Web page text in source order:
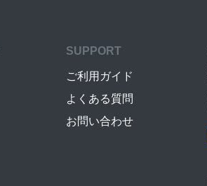
SUPPORT
ご利用ガイド
よくある質問
お問い合わせ